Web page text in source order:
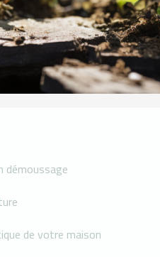
démoussage
de votre maison